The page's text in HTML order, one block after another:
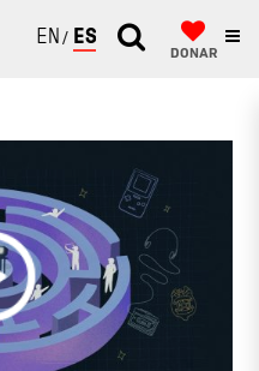
ENGLISH
ESPAÑOL
DONAR